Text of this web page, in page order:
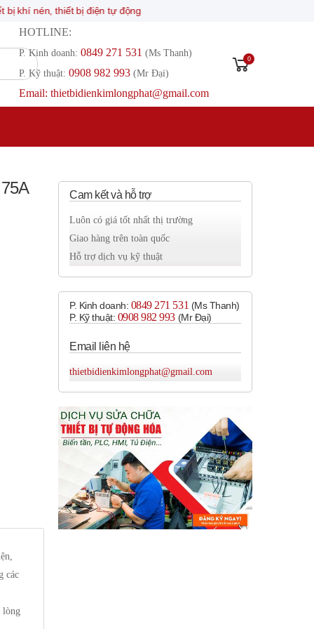
thiết bị điện tự động
HOTLINE:
P. Kinh doanh: 0849 271 531 (Ms Thanh)
P. Kỹ thuật: 0908 982 993​ (Mr Đại)
Email: thietbidienkimlongphat@gmail.com
0
các
lòng
Cam kết và hỗ trợ
Luôn có giá tốt nhất thị trường
Giao hàng trên toàn quốc
Hỗ trợ dịch vụ kỹ thuật
P. Kinh doanh: 0849 271 531 (Ms Thanh)
P. Kỹ thuật: 0908 982 993​ (Mr Đại)
Email liên hệ
thietbidienkimlongphat@gmail.com